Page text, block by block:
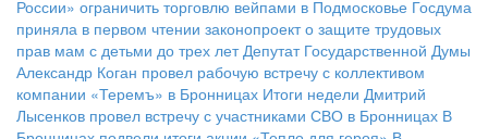
России» ограничить торговлю вейпами в Подмосковье Госдума
приняла в первом чтении законопроект о защите трудовых
прав мам с детьми до трех лет Депутат Государственной Думы
Александр Коган провел рабочую встречу с коллективом
компании «Теремъ» в Бронницах Итоги недели Дмитрий
Лысенков провел встречу с участниками СВО в Бронницах В